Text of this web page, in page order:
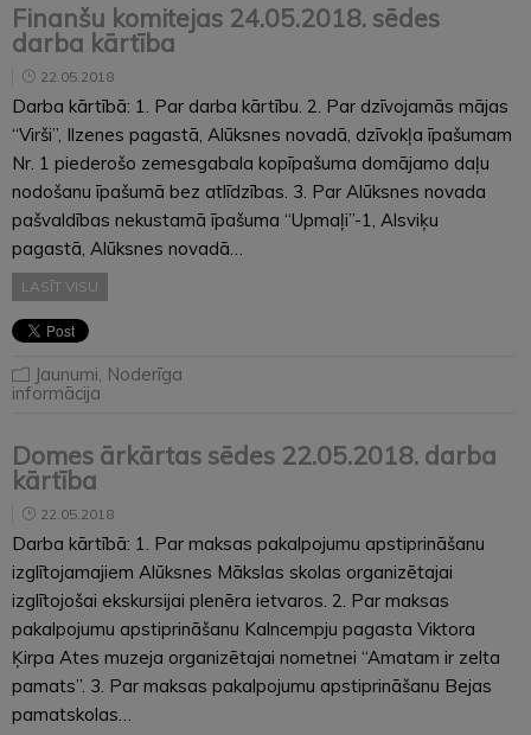
Finanšu komitejas 24.05.2018. sēdes
darba kārtība
22.05.2018
Darba kārtībā: 1. Par darba kārtību. 2. Par dzīvojamās mājas
“Virši”, Ilzenes pagastā, Alūksnes novadā, dzīvokļa īpašumam
Nr. 1 piederošo zemesgabala kopīpašuma domājamo daļu
nodošanu īpašumā bez atlīdzības. 3. Par Alūksnes novada
pašvaldības nekustamā īpašuma “Upmaļi”-1, Alsviķu
pagastā, Alūksnes novadā…
LASĪT VISU
Jaunumi Noderīga
informācija
Domes ārkārtas sēdes 22.05.2018. darba
kārtība
22.05.2018
Darba kārtībā: 1. Par maksas pakalpojumu apstiprināšanu
izglītojamajiem Alūksnes Mākslas skolas organizētajai
izglītojošai ekskursijai plenēra ietvaros. 2. Par maksas
pakalpojumu apstiprināšanu Kalncempju pagasta Viktora
Ķirpa Ates muzeja organizētajai nometnei “Amatam ir zelta
pamats”. 3. Par maksas pakalpojumu apstiprināšanu Bejas
pamatskolas…